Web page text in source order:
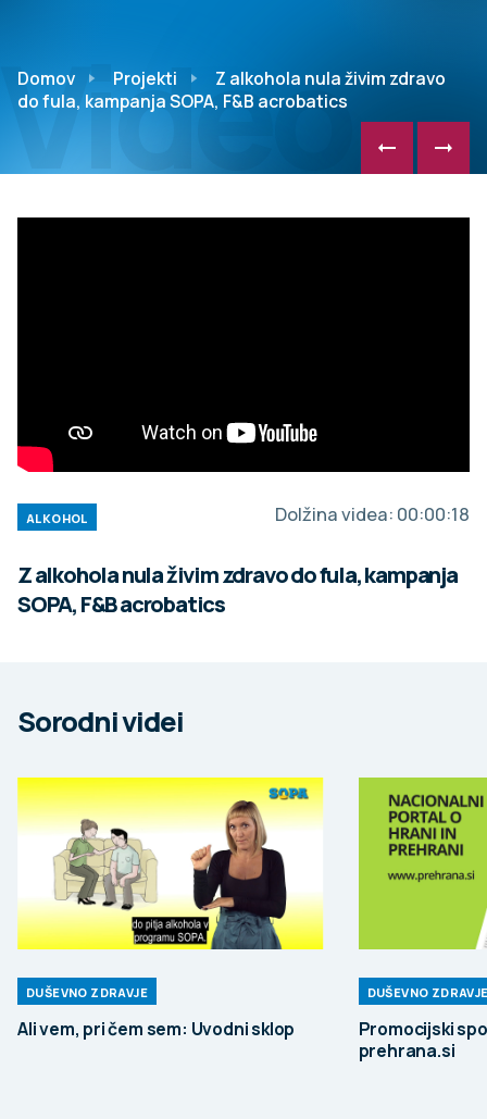
Video
Domov Projekti
Z alkohola nula živim zdravo
do fula, kampanja SOPA, F&B acrobatics
ALKOHOL Dolžina videa: 00:00:18
Z alkohola nula živim zdravo do fula, kampanja
SOPA, F&B acrobatics
Sorodni videi
DUŠEVNO ZDRAVJE
Ali vem, pri čem sem: Uvodni sklop
DUŠEVNO
Promocijski
prehrana.si